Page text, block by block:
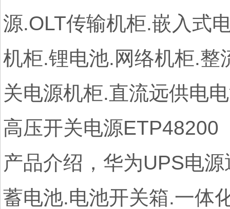
源.OLT传输机柜.嵌入式
机柜.锂电池.网络机柜.整
关电源机柜.直流远供电
高压开关电源
产品介绍，华为UPS电
蓄电池.电池开关箱.一体